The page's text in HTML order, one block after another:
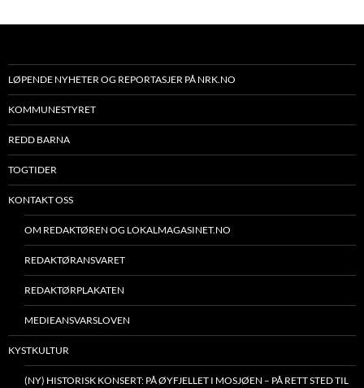
LØPENDE NYHETER OG REPORTASJER PÅ NRK.NO
KOMMUNESTYRET
REDD BARNA
TOGTIDER
KONTAKT OSS
OM REDAKTØREN OG LOKALMAGASINET.NO
REDAKTØRANSVARET
REDAKTØRPLAKATEN
MEDIEANSVARSLOVEN
KYSTKULTUR
(NY) HISTORISK KONSERT: PÅ ØYFJELLET I MOSJØEN – PÅ RETT STED TIL